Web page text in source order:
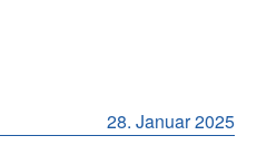
28. Januar 2025